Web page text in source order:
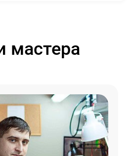
мастера